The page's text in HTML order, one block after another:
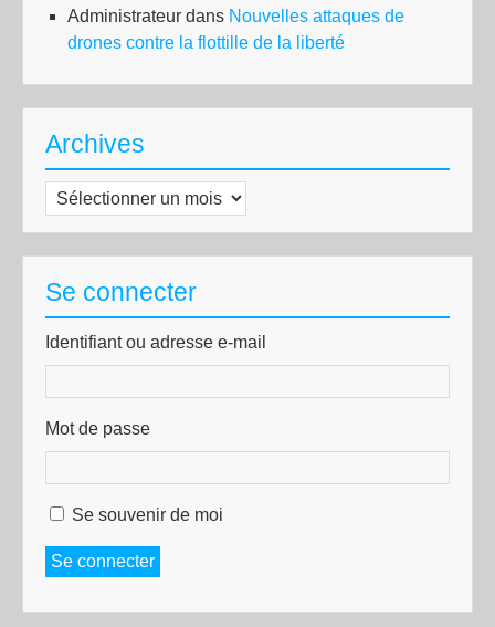
Administrateur dans Nouvelles attaques de
drones contre la flottille de la liberté
Archives
Archives
Se connecter
Identifiant ou adresse e-mail
Mot de passe
Se souvenir de moi
Se connecter